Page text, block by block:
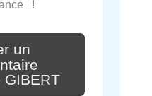
!
un
GIBERT